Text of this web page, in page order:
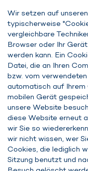
Wir setzen auf
typischerweise
vergleichbare
Browser oder Ihr
werden kann. Ein
Datei, die an Ihren
bzw. vom
automatisch auf Ihrem
mobilen Gerät
unsere Website
diese Website erneut
wir Sie so
wir nicht wissen, wer
Cookies, die lediglich
Sitzung benutzt und